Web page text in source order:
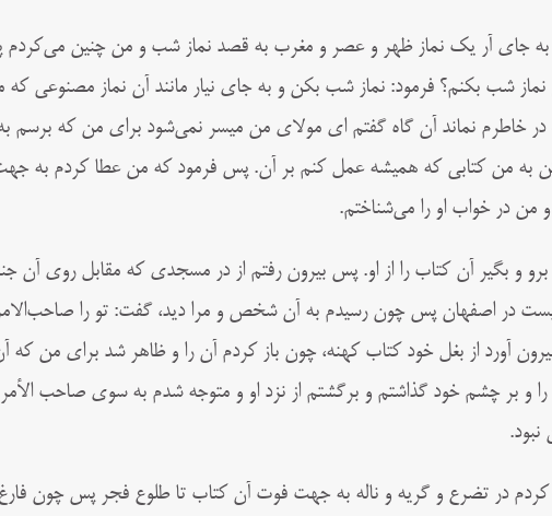
جاى آر یک نماز ظهر و عصر و مغرب به قصد نماز شب و من چنین
شب بکنم؟ فرمود: نماز شب بکن و به جاى نیار مانند آن نماز مصنوعى که
در خاطرم نماند آن گاه گفتم اى مولاى من میسر نمى‌شود براى من که برسم
به من کتابى که همیشه عمل کنم بر آن. پس فرمود که من عطا کردم به جهت
من در خواب او را مى‌شناختم.
و بگیر آن کتاب را از او. پس بیرون رفتم از در مسجدى که مقابل روى آن
در اصفهان پس چون رسیدم به آن شخص و مرا دید، گفت: تو را
آورد از بغل خود کتاب کهنه، چون باز کردم آن را و ظاهر شد براى من
را و بر چشم خود گذاشتم و برگشتم از نزد او و متوجه شدم به سوى صاحب
نبود.
در تضرع و گریه و ناله به جهت فوت آن کتاب تا طلوع فجر پس چون فارغ